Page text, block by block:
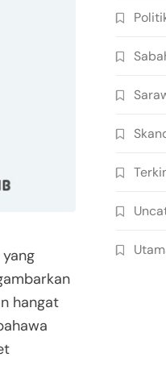
hangat